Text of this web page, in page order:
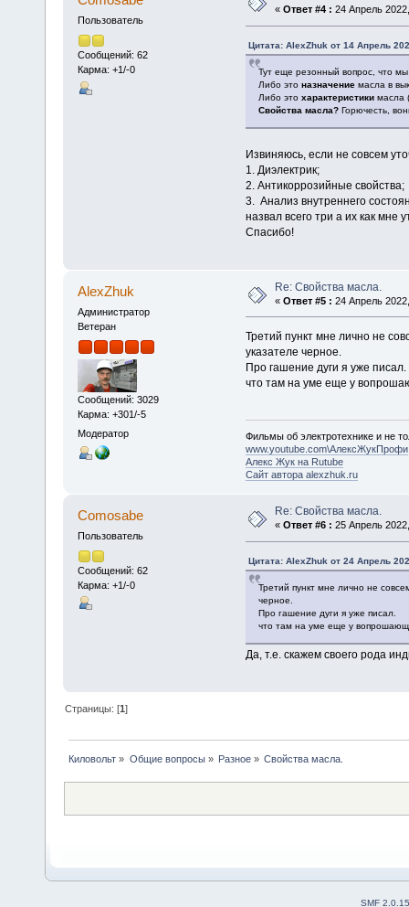
Пользователь
Сообщений: 62
Карма: +1/-0
« Ответ #4 : 24 Апрель
Цитата: AlexZhuk от 14 Апрель
Тут еще резонный вопрос, что
Либо это назначение масла в
Либо это характеристики масла
Свойства масла?Горючесть,
Извиняюсь, если не совсем
1. Диэлектрик;
2. Антикоррозийные свойства;
3. Анализ внутреннего
назвал всего три а их как
Спасибо!
AlexZhuk
Администратор
Ветеран
Сообщений: 3029
Карма: +301/-5
Модератор
Re: Свойства масла.
« Ответ #5 : 24 Апрель
Третий пункт мне лично не
указателе черное.
Про гашение дуги я уже писал.
что там на уме еще у
Фильмы об электротехнике и не
www.youtube.com\АлексЖукПрофи
Алекс Жук на Rutube
Сайт автора alexzhuk.ru
Comosabe
Пользователь
Сообщений: 62
Карма: +1/-0
Re: Свойства масла.
« Ответ #6 : 25 Апрель
Цитата: AlexZhuk от 24 Апрель
Третий пункт мне лично не
черное.
Про гашение дуги я уже писал.
что там на уме еще у
Да, т.е. скажем своего рода
Страницы: [1]
Киловольт » Общие вопросы» Разное» Свойства масла.
SMF 2.0.15